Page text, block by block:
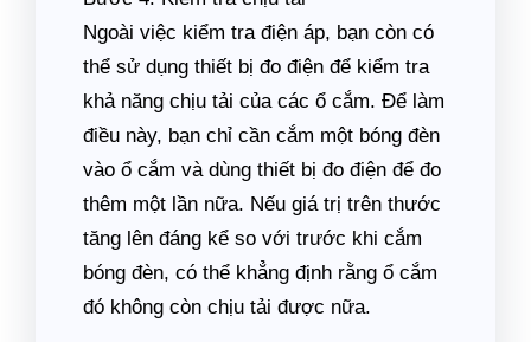
Ngoài việc kiểm tra điện áp, bạn còn có
thể sử dụng thiết bị đo điện để kiểm tra
khả năng chịu tải của các ổ cắm. Để làm
điều này, bạn chỉ cần cắm một bóng đèn
vào ổ cắm và dùng thiết bị đo điện để đo
thêm một lần nữa. Nếu giá trị trên thước
tăng lên đáng kể so với trước khi cắm
bóng đèn, có thể khẳng định rằng ổ cắm
đó không còn chịu tải được nữa.